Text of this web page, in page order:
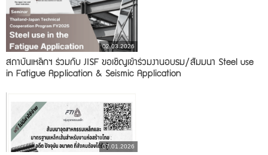
02.03.2026
สถาบันเหล็กฯ ร่วมกับ JISF ขอเชิญเข้าร่วมงานอบรม/สัมมนา Steel use
in Fatigue Application & Seismic Application
07.01.2026